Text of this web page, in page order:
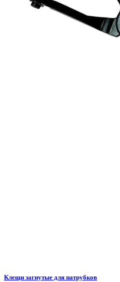
Клещи загнутые для патрубков